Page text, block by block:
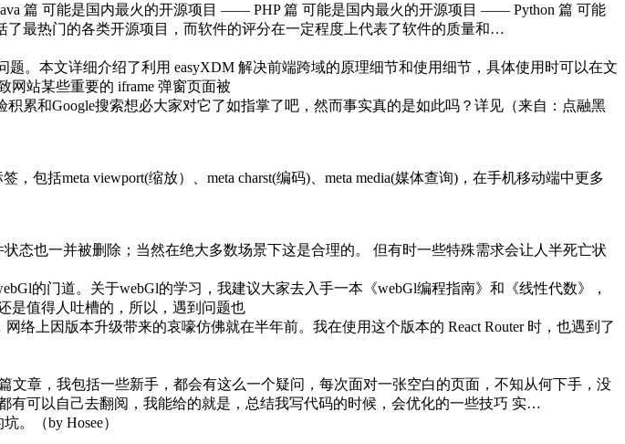
篇 可能是国内最火的开源项目 —— PHP 篇 可能是国内最火的开源项目 —— Python 篇 可能
最热门的各类开源项目，而软件的评分在一定程度上代表了软件的质量和…
。本文详细介绍了利用 easyXDM 解决前端跨域的原理细节和使用细节，具体使用时可以在文
网站某些重要的 iframe 弹窗页面被
累和Google搜索想必大家对它了如指掌了吧，然而事实真的是如此吗？详见 （来自：点融黑
，包括meta viewport(缩放）、meta charst(编码)、meta media(媒体查询)，在手机移动端中更多
态也一并被删除；当然在绝大多数场景下这是合理的。 但有时一些特殊需求会让人半死亡状
的门道。关于webGl的学习，我建议大家去入手一本《webGl编程指南》和《线性代数》，
是值得人吐槽的，所以，遇到问题也
网络上因版本升级带来的哀嚎仿佛就在半年前。我在使用这个版本的 React Router 时，也遇到了
文章，我包括一些新手，都会有这么一个疑问，每次面对一张空白的页面，不知从何下手，没
可以自己去翻阅，我能给的就是，总结我写代码的时候，会优化的一些技巧 实…
。 （by Hosee） ​​​